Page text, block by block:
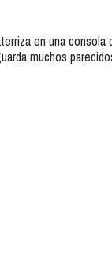
en una
muchos